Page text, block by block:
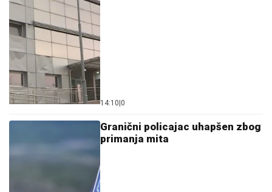
14:10|0
Granični policajac uhapšen zbog
primanja mita